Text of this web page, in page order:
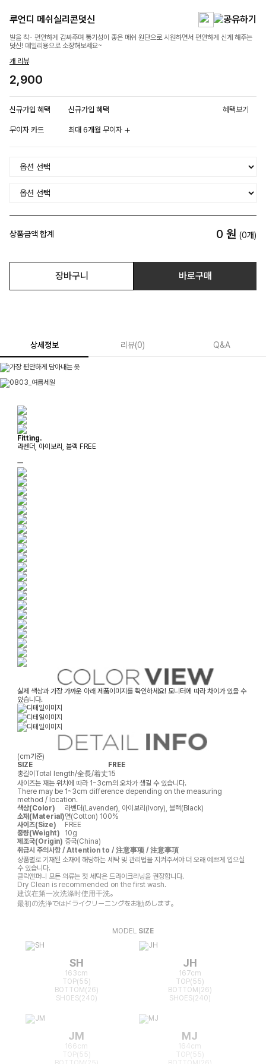
루언디 메쉬실리콘덧신
발을 착- 편안하게 감싸주며 통기성이 좋은 메쉬 원단으로 시원하면서 편안하게 신게 해주는
덧신! 데일리용으로 소장해보세요~
개 리뷰
2,900
신규가입 혜택 신규가입 혜택 혜택보기
무이자 카드 최대 6개월 무이자
상품금액 합계 0 원 (0개)
장바구니 바로구매
상세정보 리뷰(0) Q&A
Fitting.
라벤더, 아이보리, 블랙 FREE
ㅡ
실제 색상과 가장 가까운 아래 제품이미지를 확인하세요! 모니터에 따라 차이가 있을 수
있습니다.
(cm기준)
SIZE
FREE
총길이Total length/全長/着丈15
사이즈는 재는 위치에 따라 1~3cm의 오차가 생길 수 있습니다.
There may be 1~3cm difference depending on the measuring
method / location.
색상(Color)
라벤더(Lavender), 아이보리(Ivory), 블랙(Black)
소재(Material)면(Cotton) 100%
사이즈(Size)
FREE
중량(Weight)
10g
제조국(Origin) 중국(China)
취급시 주의사항 / Attention to / 注意事项 / 注意事項
상품별로 기재된 소재에 해당하는 세탁 및 관리법을 지켜주셔야 더 오래 예쁘게 입으실
수 있습니다.
클릭앤퍼니 모든 의류는 첫 세탁은 드라이크리닝을 권장합니다.
Dry Clean is recommended on the first wash.
建议在第一次洗涤时使用干洗。
最初の洗浄ではドライクリーニングをお勧めします。
MODEL SIZE
SH
163cm
TOP(55)
BOTTOM(26)
SHOES(240)
JH
167cm
TOP(55)
BOTTOM(26)
SHOES(240)
JM
166cm
TOP(55)
MJ
164cm
TOP(55)